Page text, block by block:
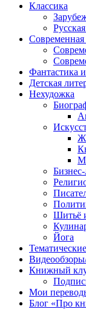
Классика
Современная
Фантастика
Детская
Нехудожка
Шитьё
Йога
Книжный
Мои
Блог «Про